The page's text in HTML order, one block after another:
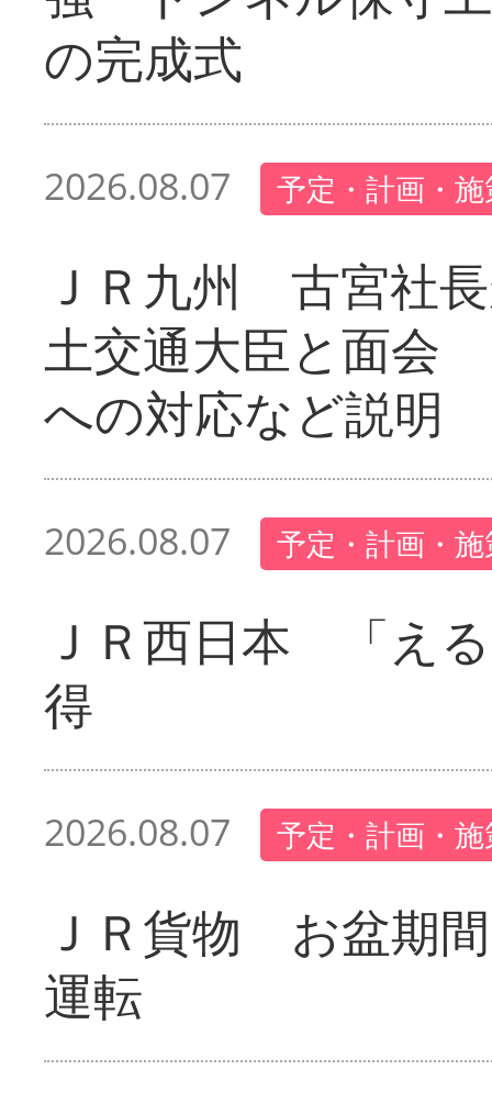
の完成式
2026.08.07 予定・計画・
ＪＲ九州 古宮社
土交通大臣と面会
への対応など説明
2026.08.07 予定・計画・
ＪＲ西日本 「え
得
2026.08.07 予定・計画・
ＪＲ貨物 お盆期
運転